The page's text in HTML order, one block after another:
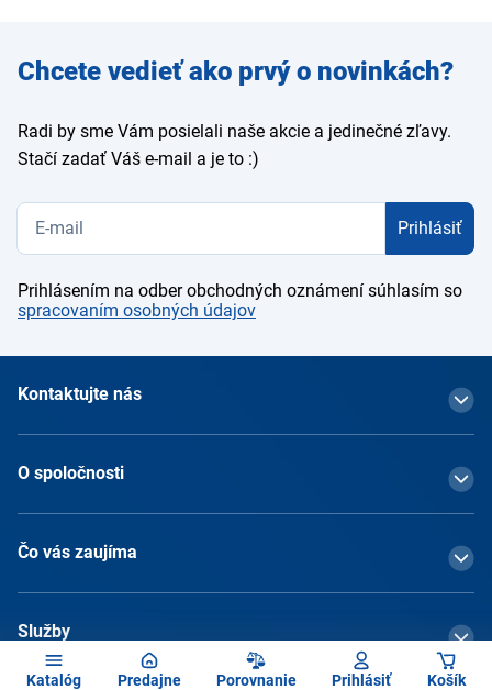
Katalóg Predajne Porovnanie Prihlásiť Košík
Zadajte
e-mail
Chcete vedieť ako prvý o novinkách?
Radi by sme Vám posielali naše akcie a jedinečné zľavy.
Stačí zadať Váš e-mail a je to :)
Prihlásiť
Prihlásením na odber obchodných oznámení súhlasím so
spracovaním osobných údajov
Kontaktujte nás
O spoločnosti
Čo vás zaujíma
Služby